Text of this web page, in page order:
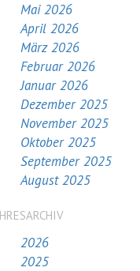
Mai 2026
April 2026
März 2026
Februar 2026
Januar 2026
Dezember 2025
November 2025
Oktober 2025
September 2025
August 2025
2026
2025